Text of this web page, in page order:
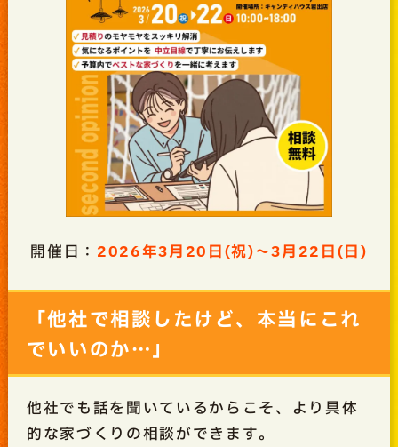
開催日： 2026年3月20日(祝)～3月22日(日)
「他社で相談したけど、本当にこれ
でいいのか…」
他社でも話を聞いているからこそ、より具体
的な家づくりの相談ができます。